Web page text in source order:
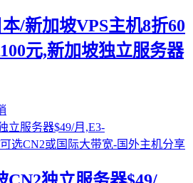
/新加坡VPS主机8折60
元,新加坡独立服务器